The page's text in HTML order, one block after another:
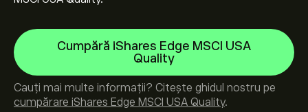
Cumpără iShares Edge MSCI USA
Quality
Cauți mai multe informații? Citește ghidul nostru pe
cumpărare iShares Edge MSCI USA Quality.